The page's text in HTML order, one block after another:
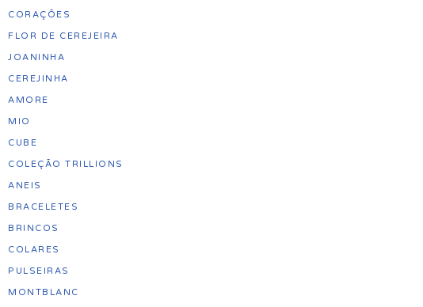
CORAÇÕES
FLOR DE CEREJEIRA
JOANINHA
CEREJINHA
AMORE
MIO
CUBE
COLEÇÃO TRILLIONS
ANEIS
BRACELETES
BRINCOS
COLARES
PULSEIRAS
MONTBLANC